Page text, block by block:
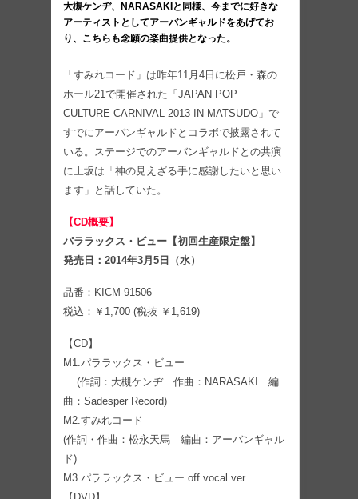
大槻ケンヂ、NARASAKIと同様、今までに好きな
アーティストとしてアーバンギャルドをあげてお
り、こちらも念願の楽曲提供となった。
「すみれコード」は昨年11月4日に松戸・森の
ホール21で開催された「JAPAN POP
CULTURE CARNIVAL 2013 IN MATSUDO」で
すでにアーバンギャルドとコラボで披露されて
いる。ステージでのアーバンギャルドとの共演
に上坂は「神の見えざる手に感謝したいと思い
ます」と話していた。
【CD概要】
パララックス・ビュー【初回生産限定盤】
発売日：2014年3月5日（水）
品番：KICM-91506
税込：￥1,700 (税抜 ￥1,619)
【CD】
M1.パララックス・ビュー
(作詞：大槻ケンヂ 作曲：NARASAKI 編
曲：Sadesper Record)
M2.すみれコード
(作詞・作曲：松永天馬 編曲：アーバンギャル
ド)
M3.パララックス・ビュー off vocal ver.